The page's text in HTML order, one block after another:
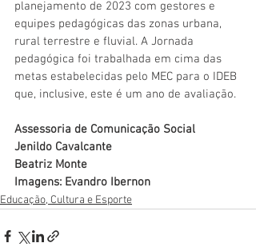
planejamento de 2023 com gestores e
equipes pedagógicas das zonas urbana,
rural terrestre e fluvial. A Jornada
pedagógica foi trabalhada em cima das
metas estabelecidas pelo MEC para o IDEB
que, inclusive, este é um ano de avaliação.
Assessoria de Comunicação Social
Jenildo Cavalcante
Beatriz Monte
Imagens: Evandro Ibernon
Educação, Cultura e Esporte